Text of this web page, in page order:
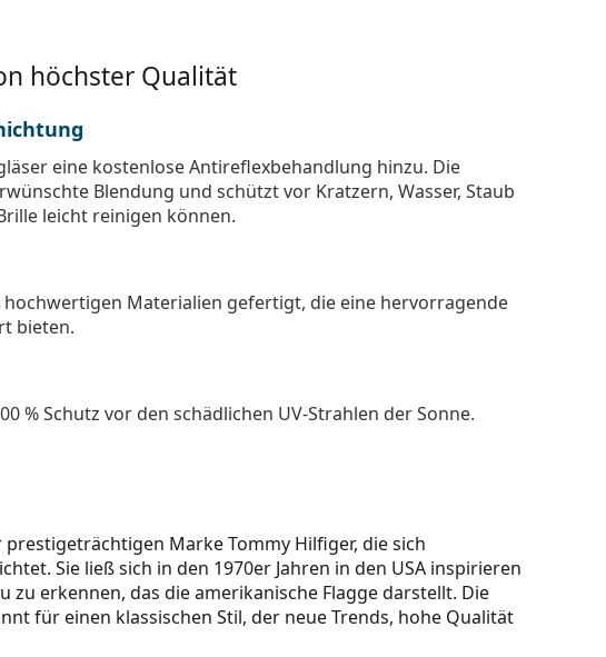
höchster Qualität
eine kostenlose Antireflexbehandlung hinzu. Die
Blendung und schützt vor Kratzern, Wasser, Staub
leicht reinigen können.
hochwertigen Materialien gefertigt, die eine hervorragende
bieten.
% Schutz vor den schädlichen UV-Strahlen der Sonne.
Marke Tommy Hilfiger, die sich
Sie ließ sich in den 1970er Jahren in den USA inspirieren
zu erkennen, das die amerikanische Flagge darstellt. Die
für einen klassischen Stil, der neue Trends, hohe Qualität